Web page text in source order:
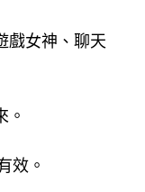
戲女神、聊天
。
效。